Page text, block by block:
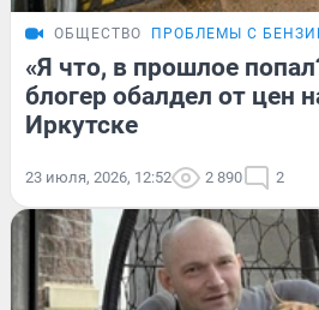
ОБЩЕСТВО ПРОБЛЕМЫ С
«Я что, в прошлое
блогер обалдел от цен
Иркутске
23 июля, 2026, 12:52 2 890 2